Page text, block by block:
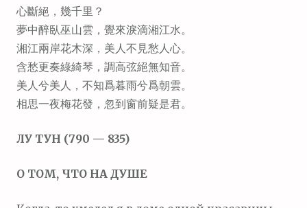
心斷絕，幾千里？
夢中醉臥巫山雲，覺來淚滴湘江水。
湘江兩岸花木深，美人不見愁人心。
含愁更奏綠綺琴，調高弦絕無知音。
美人兮美人，不知爲暮雨兮爲朝雲。
相思一夜梅花發，忽到窗前疑是君。
ЛУ ТУН (790 — 835)
О ТОМ, ЧТО НА ДУШЕ